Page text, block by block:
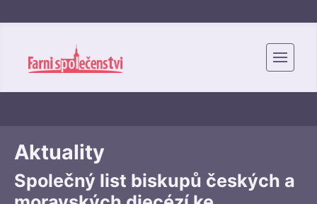
Aktuality
Společný list biskupů českých a